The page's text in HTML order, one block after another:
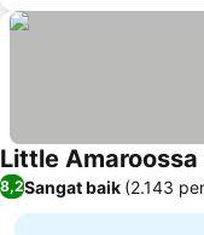
Little
8,2Sangat baik (2.143